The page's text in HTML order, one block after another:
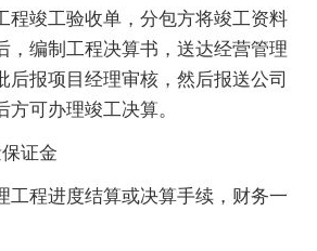
程竣工验收单，分包方将竣工资料
，编制工程决算书，送达经营管理
后报项目经理审核，然后报送公司
可办理竣工决算。
证金
进度结算或决算手续，财务一